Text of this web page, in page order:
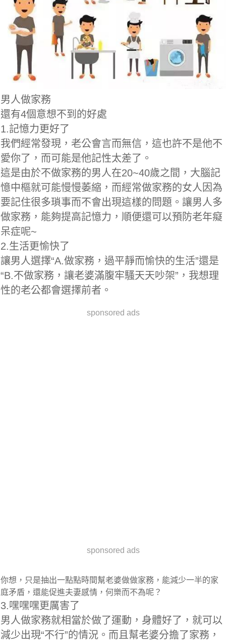
男人做家務
還有4個意想不到的好處
1.記憶力更好了
我們經常發現，老公會言而無信，這也許不是他不
愛你了，而可能是他記性太差了。
這是由於不做家務的男人在20~40歲之間，大腦記
憶中樞就可能慢慢萎縮，而經常做家務的女人因為
要記住很多瑣事而不會出現這樣的問題。讓男人多
做家務，能夠提高記憶力，順便還可以預防老年癡
呆症呢~
2.生活更愉快了
讓男人選擇“A.做家務，過平靜而愉快的生活”還是
“B.不做家務，讓老婆滿腹牢騷天天吵架”，我想理
性的老公都會選擇前者。
sponsored ads
sponsored ads
你想，只是抽出一點點時間幫老婆做做家務，能減少一半的家
庭矛盾，還能促進夫妻感情，何樂而不為呢？
3.嘿嘿嘿更厲害了
男人做家務就相當於做了運動，身體好了，就可以
減少出現“不行”的情況。而且幫老婆分擔了家務，